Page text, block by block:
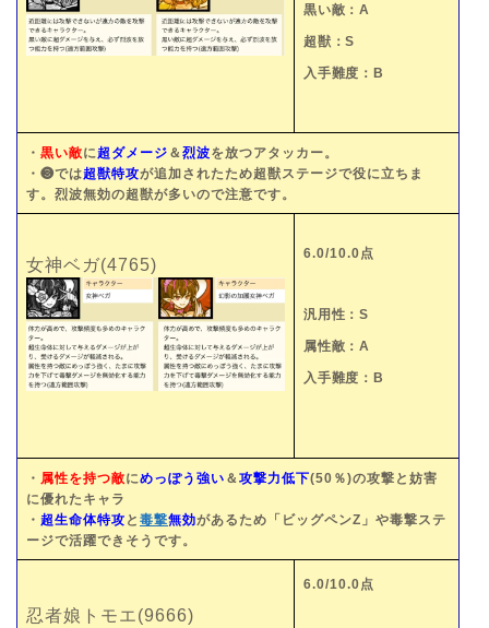
黒い敵：A
超獣：S
入手難度：B
・ 黒い敵に超ダメージ ＆烈波を放つアタッカー。
・❸では超獣特攻が追加されたため超獣ステージで役に立ちま
す。烈波無効の超獣が多いので注意です。
女神ベガ(4765)
6.0/10.0点
汎用性：S
属性敵：A
入手難度：B
・ 属性を持つ敵にめっぽう強い ＆攻撃力低下(50％)の攻撃と妨害
に優れたキャラ
・ 超生命体特攻 と 毒撃無効があるため「ビッグペンZ」や毒撃ステ
ージで活躍できそうです。
忍者娘トモエ(9666)
6.0/10.0点